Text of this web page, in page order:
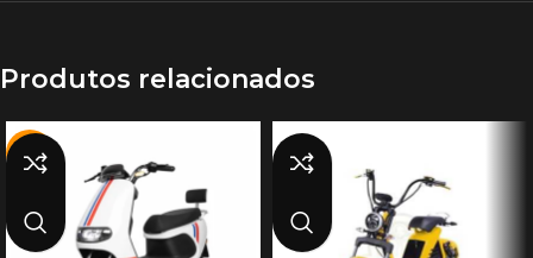
Produtos relacionados
-22%